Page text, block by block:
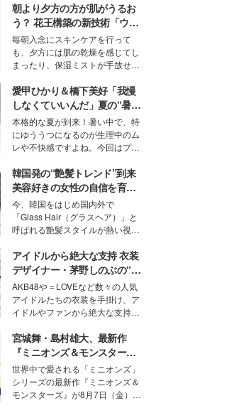
朝より夕方の方が肌がうるお
う？ 花王構築の新技術「ウォ
ーターキャプチャリングスキ
ン（捕水肌）」がスキンケア
の常識を変える予感
毎朝入念にスキンケアを行って
も、夕方には肌の乾燥を感じてし
まったり、保湿ミストが手放せな
な美容の常識を大きく変える可能
性を秘めた、革新的な「Water
Capturing Skin（ウォーターキャ
プチャリングスキン：捕水肌）」
技術を、花王が構築した。
愛甲ひかり＆橋下美好「我慢
しなくていいんだ」夏の“暑さ
対策”の新しい選択肢とは？
本格的な夏が到来！暑い中で、特
にゆううつになるのが生理中のム
レや不快感ですよね。今回はプラ
モデル・愛甲ひかりさんと橋下美
好さんを迎えて本音で女子会トー
ク。猛暑のお出かけを快適に過ご
すヒントや、2人が感動した夏の
生理の新常識にも迫りました。
韓国発の“艶髪トレンド”到来
美容好きの女性の自信を育む
「ヘアケア事情」って？
今、韓国をはじめ国内外で
「Glass Hair（グラスヘア）」と
呼ばれる艶髪スタイルが熱い視線
ションの完成度を高めるベースと
して、“髪そのものの美しさ”に改
めて注目する人が増えている様
子。今回は、そんな憧れの艶やか
な髪を日常で叶える、美容好きの
女性たちのヘアケア事情を紹介し
ます。
アイドルから絶大な支持 衣装
デザイナー・茅野しのぶの“可
愛い”を作る美学＜「シチズン
クロスシー」インタビュー＞
AKB48や＝LOVEなど数々の人気
アイドルたちの衣装を手掛け、ア
イドルやファンから絶大な支持を
取締役兼クリエイティブディレク
ター・茅野しのぶ。一人ひとりの
個性に寄り添い、魅力を引き出す
衣装作りは、多くの女性たちに勇
気と自信を与え続けている。
宮城舞・島村雄大、最新作
『ミニオンズ＆モンスター
ズ』の魅力熱弁 ハチャメチャ
だけじゃない“友情と絆”に感
動
世界中で愛される「ミニオンズ」
シリーズの最新作『ミニオンズ＆
モンスターズ』が8月7日（金）に